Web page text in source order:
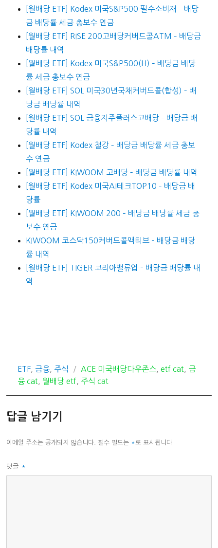
[월배당 ETF] Kodex 미국S&P500 필수소비재 – 배당
금 배당률 세금 총보수 연금
[월배당 ETF] RISE 200고배당커버드콜ATM – 배당금
배당률 내역
[월배당 ETF] Kodex 미국S&P500(H) – 배당금 배당
률 세금 총보수 연금
[월배당 ETF] SOL 미국30년국채커버드콜(합성) – 배
당금 배당률 내역
[월배당 ETF] SOL 금융지주플러스고배당 – 배당금 배
당률 내역
[월배당 ETF] Kodex 철강 – 배당금 배당률 세금 총보
수 연금
[월배당 ETF] KIWOOM 고배당 – 배당금 배당률 내역
[월배당 ETF] Kodex 미국AI테크TOP10 – 배당금 배
당률
[월배당 ETF] KIWOOM 200 – 배당금 배당률 세금 총
보수 연금
KIWOOM 코스닥150커버드콜액티브 – 배당금 배당
률 내역
[월배당 ETF] TIGER 코리아밸류업 – 배당금 배당률 내
역
카
테
ETF, 금융, 주식
태
그
ACE 미국배당다우존스, etf cat, 금
융 cat, 월배당 etf, 주식 cat
답글 남기기
이메일 주소는 공개되지 않습니다. 필수 필드는 *로 표시됩니다
댓글 *